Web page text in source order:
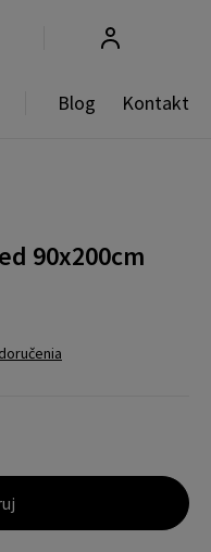
Blog Kontakt
90x200cm